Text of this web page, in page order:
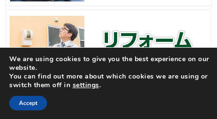
We are using cookies to give you the best experience on our
website.
You can find out more about which cookies we are using or
switch them off in settings.
Accept